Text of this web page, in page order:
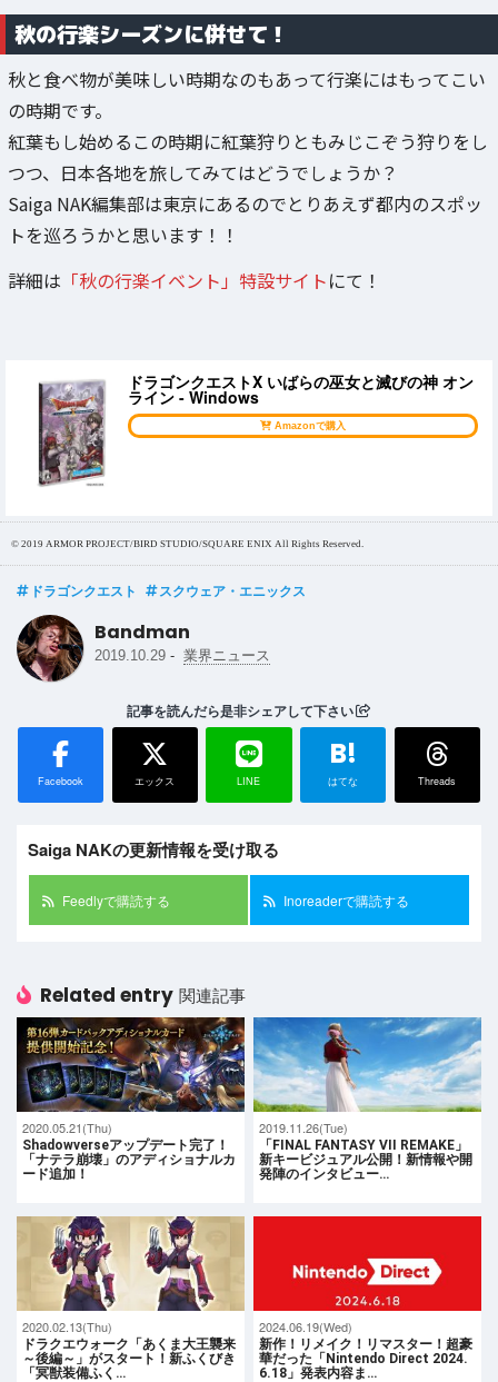
秋の行楽シーズンに併せて！
秋と食べ物が美味しい時期なのもあって行楽にはもってこい
の時期です。
紅葉もし始めるこの時期に紅葉狩りともみじこぞう狩りをし
つつ、日本各地を旅してみてはどうでしょうか？
Saiga NAK編集部は東京にあるのでとりあえず都内のスポッ
トを巡ろうかと思います！！
詳細は 「秋の行楽イベント」特設サイトにて！
ドラゴンクエストX いばらの巫女と滅びの神 オン
ライン - Windows
Amazonで購入
© 2019 ARMOR PROJECT/BIRD STUDIO/SQUARE ENIX All Rights Reserved.
ドラゴンクエスト スクウェア・エニックス
Bandman
2019.10.29 - 業界ニュース
記事を読んだら是非シェアして下さい
Facebook エックス LINE
B!
はてな Threads
Saiga NAKの更新情報を受け取る
Feedlyで購読する Inoreaderで購読する
Related entry 関連記事
2020.05.21(Thu)
Shadowverseアップデート完了！
「ナテラ崩壊」のアディショナルカ
ード追加！
2019.11.26(Tue)
「FINAL FANTASY VII REMAKE」
新キービジュアル公開！新情報や開
発陣のインタビュー…
2020.02.13(Thu)
ドラクエウォーク「あくま大王襲来
～後編～」がスタート！新ふくびき
「冥獣装備ふく…
2024.06.19(Wed)
新作！リメイク！リマスター！超豪
華だった「Nintendo Direct 2024.
6.18」発表内容ま…